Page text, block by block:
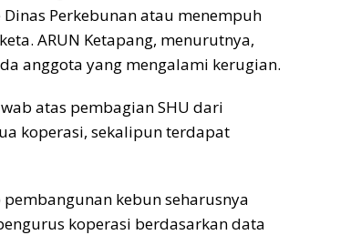
Perkebunan atau menempuh
ARUN Ketapang, menurutnya,
anggota yang mengalami kerugian.
atas pembagian SHU dari
koperasi, sekalipun terdapat
pembangunan kebun seharusnya
koperasi berdasarkan data